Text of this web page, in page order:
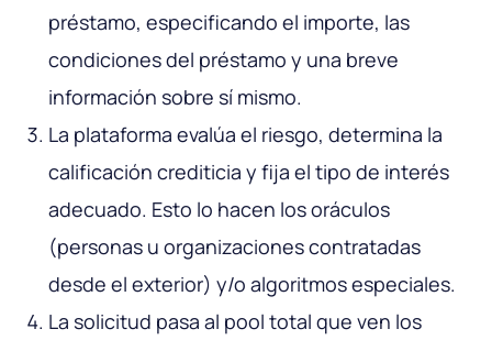
préstamo, especificando el importe, las
condiciones del préstamo y una breve
información sobre sí mismo.
La plataforma evalúa el riesgo, determina la
calificación crediticia y fija el tipo de interés
adecuado. Esto lo hacen los oráculos
(personas u organizaciones contratadas
desde el exterior) y/o algoritmos especiales.
La solicitud pasa al pool total que ven los